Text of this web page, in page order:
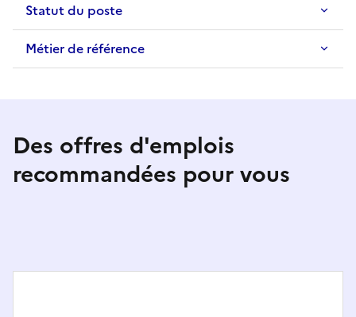
Statut du poste
Métier de référence
Des offres d'emplois
recommandées pour vous